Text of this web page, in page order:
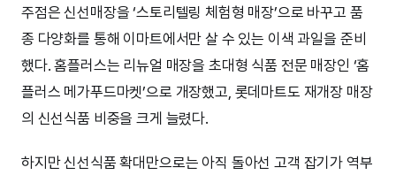
주점은 신선매장을 ‘스토리텔링 체험형 매장’으로 바꾸고 품
종 다양화를 통해 이마트에서만 살 수 있는 이색 과일을 준비
했다. 홈플러스는 리뉴얼 매장을 초대형 식품 전문 매장인 ‘홈
플러스 메가푸드마켓’으로 개장했고, 롯데마트도 재개장 매장
의 신선식품 비중을 크게 늘렸다.
하지만 신선식품 확대만으로는 아직 돌아선 고객 잡기가 역부